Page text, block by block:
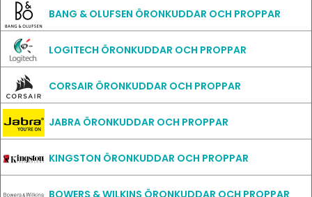
BANG & OLUFSEN ÖRONKUDDAR OCH PROPPAR
LOGITECH ÖRONKUDDAR OCH PROPPAR
CORSAIR ÖRONKUDDAR OCH PROPPAR
JABRA ÖRONKUDDAR OCH PROPPAR
KINGSTON ÖRONKUDDAR OCH PROPPAR
BOWERS & WILKINS ÖRONKUDDAR OCH PROPPAR